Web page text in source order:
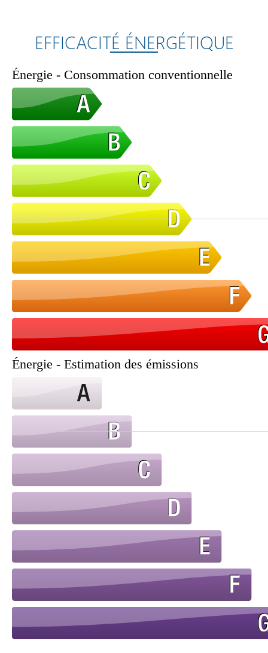
EFFICACITÉ ÉNERGÉTIQUE
Énergie - Consommation conventionnelle
Énergie - Estimation des émissions